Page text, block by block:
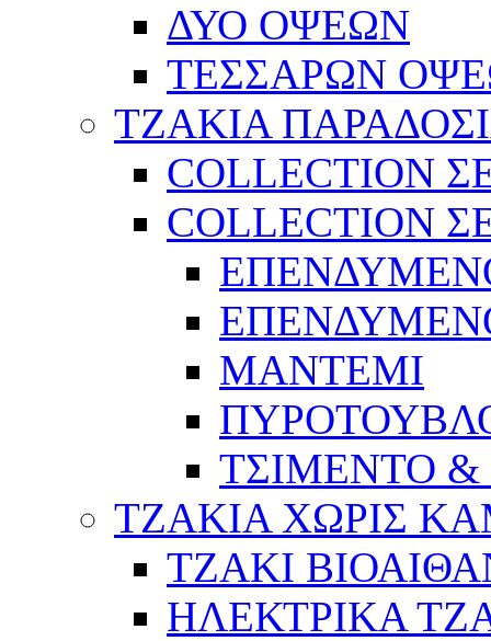
ΔΥΟ ΟΨΕΩΝ
ΤΕΣΣΑΡΩΝ
ΤΖΑΚΙΑ
COLLECTION
COLLECTION
ΜΑΝΤΕΜΙ
ΤΣΙΜΕΝΤΟ
ΤΖΑΚΙΑ ΧΩΡΙΣ
ΤΖΑΚΙ
ΗΛΕΚΤΡΙΚΑ